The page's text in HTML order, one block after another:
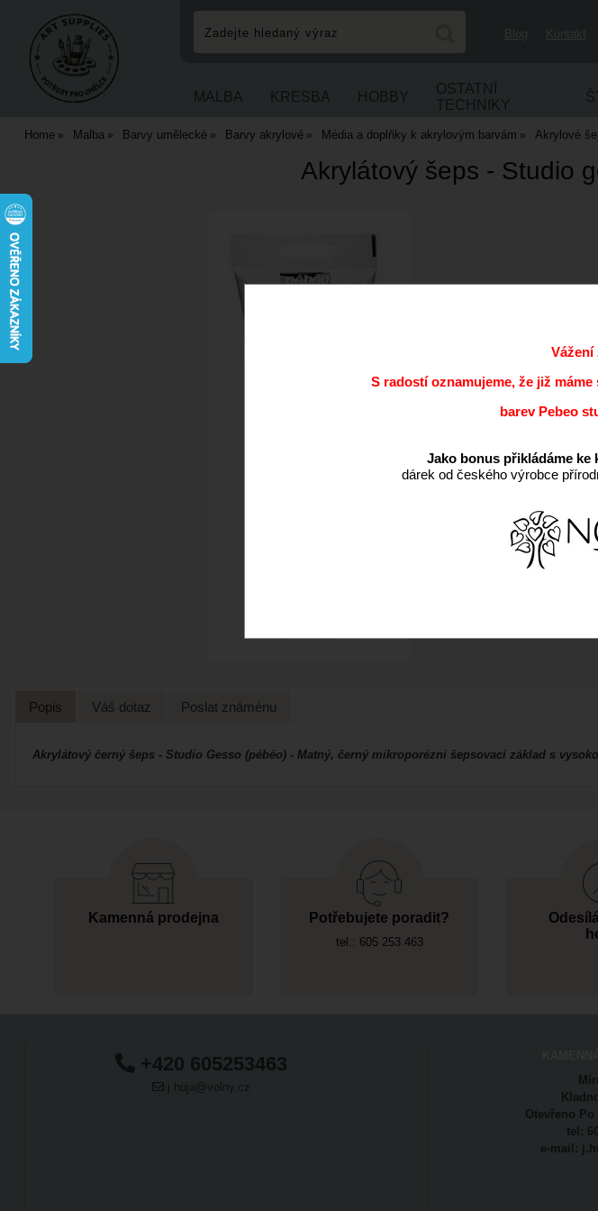
Blog Kontakt
MALBA KRESBA HOBBY
OSTATNÍ
TECHNIKY
Home Malba Barvy umělecké Barvy akrylové Média a doplňky k akrylovým barvám Akrylové
Akrylátový šeps - Studio
Popis Váš dotaz Poslat známénu
Akrylátový černý šeps - Studio Gesso (pébéo) - Matný, černý mikroporézní šepsovací základ s
Kamenná prodejna Potřebujete poradit?
tel.: 605 253 463
+420 605253463
j.huja@volny.cz
Otevřeno Po
tel:
e-mail:
Vážení
S radostí oznamujeme, že již
barev Pebeo
Jako bonus přikládáme ke
dárek od českého výrobce